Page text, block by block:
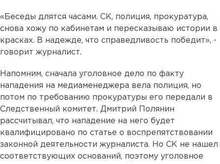
«Беседы длятся часами. СК, полиция, прокуратура,
снова хожу по кабинетам и пересказываю истории в
красках. В надежде, что справедливость победит», -
говорит журналист.
Напомним, сначала уголовное дело по факту
нападения на медиаменеджера вела полиция, но
потом по требованию прокуратуры его передали в
Следственный комитет. Дмитрий Полянин
рассчитывал, что нападение на него будет
квалифицировано по статье о воспрепятствовании
законной деятельности журналиста. Но СК не нашел
соответствующих оснований, поэтому уголовное